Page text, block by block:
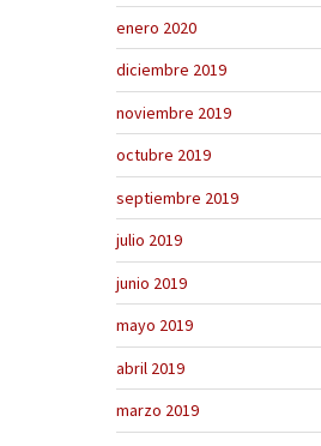
enero 2020
diciembre 2019
noviembre 2019
octubre 2019
septiembre 2019
julio 2019
junio 2019
mayo 2019
abril 2019
marzo 2019